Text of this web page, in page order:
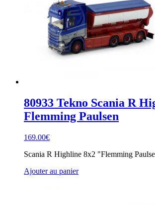
80933 Tekno Scania R
Flemming Paulsen
169.00€
Scania R Highline 8x2 "Flemming
Ajouter au panier